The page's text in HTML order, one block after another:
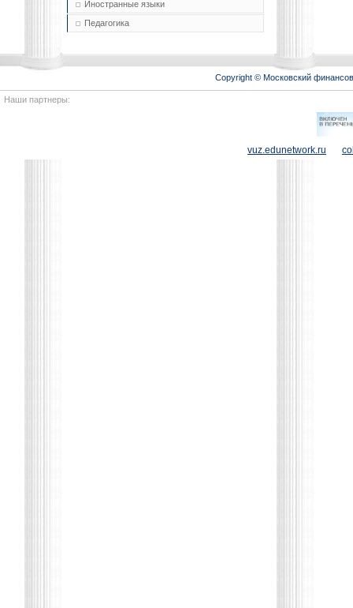
Иностранные языки
Педагогика
Copyright © Московский
Наши партнеры:
vuz.edunetwork.ru